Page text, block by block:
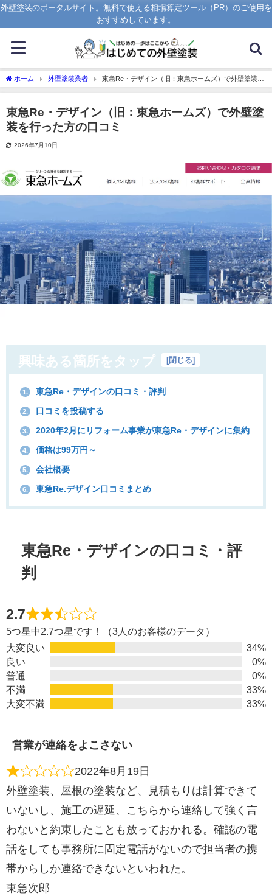
外壁塗装のポータルサイト。無料で使える相場算定ツール（PR）のご使用を
おすすめしています。
ホーム 外壁塗装業者
東急Re・デザイン（旧：東急ホームズ）で外壁塗装を
行った方の口コミ
東急Re・デザイン（旧：東急ホームズ）で外壁塗
装を行った方の口コミ
2026年7月10日
興味ある箇所をタップ [閉じる]
1. 東急Re・デザインの口コミ・評判
2. 口コミを投稿する
3. 2020年2月にリフォーム事業が東急Re・デザインに集約
4. 価格は99万円～
5. 会社概要
6. 東急Re.デザイン口コミまとめ
東急Re・デザインの口コミ・評
判
2.7
5つ星中2.7つ星です！（3人のお客様のデータ）
大変良い
34%
良い
0%
普通
0%
不満
33%
大変不満
33%
営業が連絡をよこさない
2022年8月19日
外壁塗装、屋根の塗装など、見積もりは計算できて
いないし、施工の遅延、こちらから連絡して強く言
わないと約束したことも放っておかれる。確認の電
話をしても事務所に固定電話がないので担当者の携
帯からしか連絡できないといわれた。
東急次郎